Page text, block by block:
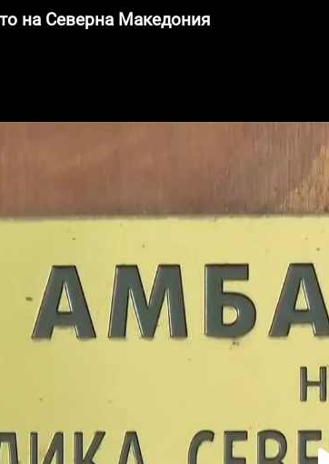
на Северна Македония